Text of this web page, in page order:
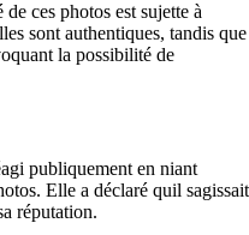
ces photos est sujette à
sont authentiques, tandis que
la possibilité de
publiquement en niant
Elle a déclaré quil sagissait
réputation.